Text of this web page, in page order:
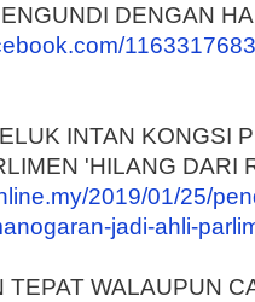
DENGAN
INTAN KONGSI
'HILANG DARI
2019/01/25/
jadi-ahli-
TEPAT WALAUPUN